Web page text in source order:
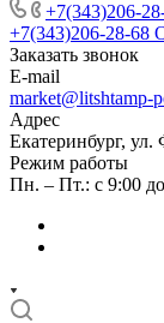
+7(343)206-
+7(343)206-28-68
Заказать звонок
E-mail
market@litshtamp-
Адрес
Екатеринбург,
Режим работы
Пн. – Пт.: с 9:00